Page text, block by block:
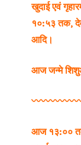
खुदाई एवं
१०:५३ तक,
आदि।
आज जन्मे
〰️〰️〰️〰️
आज १३:०० तक